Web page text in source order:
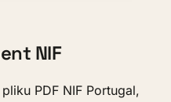
NIF
PDF NIF Portugal,